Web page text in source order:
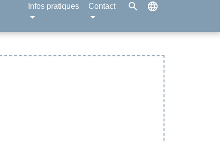
Infos pratiques Contact search language